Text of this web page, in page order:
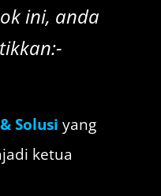
ini, anda
Solusi yang
ketua